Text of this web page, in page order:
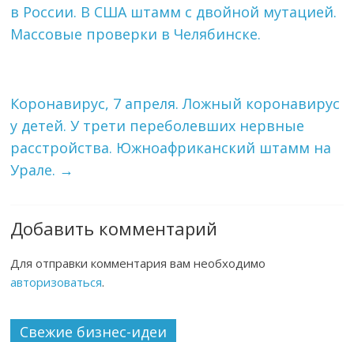
в России. В США штамм с двойной мутацией.
Массовые проверки в Челябинске.
Коронавирус, 7 апреля. Ложный коронавирус
у детей. У трети переболевших нервные
расстройства. Южноафриканский штамм на
Урале. →
Добавить комментарий
Для отправки комментария вам необходимо
авторизоваться.
Свежие бизнес-идеи